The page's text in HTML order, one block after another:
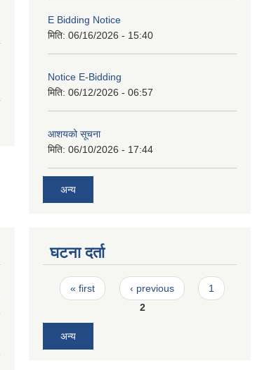
E Bidding Notice
मिति: 06/16/2026 - 15:40
Notice E-Bidding
मिति: 06/12/2026 - 06:57
आशयको सूचना
मिति: 06/10/2026 - 17:44
अन्य
घटना दर्ता
Pages
« first ‹ previous
1
2
अन्य